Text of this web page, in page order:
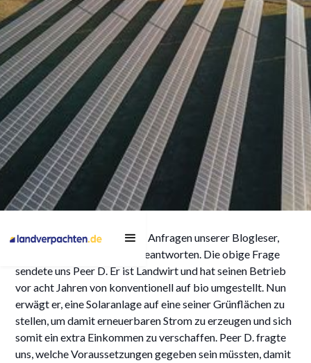
Freiflächenanlagen
1/12/2023
Immer wieder erreichen uns Anfragen unserer Blogleser,
die wir hier nach und nach beantworten. Die obige Frage
sendete uns Peer D. Er ist Landwirt und hat seinen Betrieb
vor acht Jahren von konventionell auf bio umgestellt. Nun
erwägt er, eine Solaranlage auf eine seiner Grünflächen zu
stellen, um damit erneuerbaren Strom zu erzeugen und sich
somit ein extra Einkommen zu verschaffen. Peer D. fragte
uns, welche Voraussetzungen gegeben sein müssten, damit